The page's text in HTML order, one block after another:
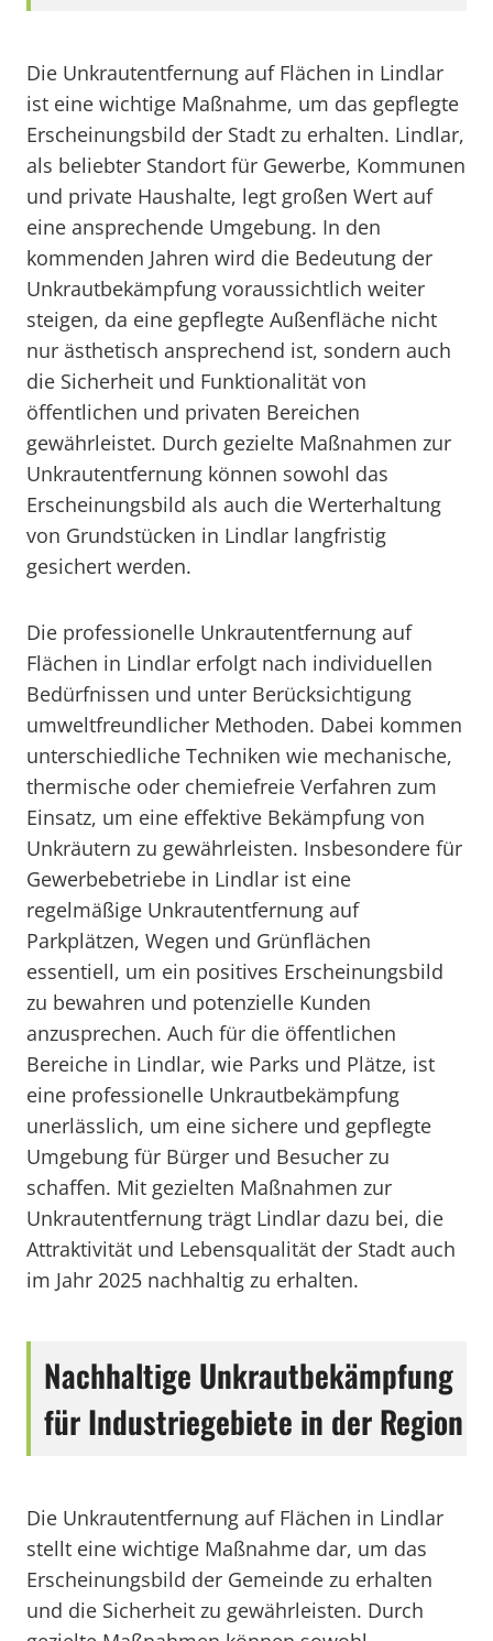
Die Unkrautentfernung auf Flächen in Lindlar
ist eine wichtige Maßnahme, um das gepflegte
Erscheinungsbild der Stadt zu erhalten. Lindlar,
als beliebter Standort für Gewerbe, Kommunen
und private Haushalte, legt großen Wert auf
eine ansprechende Umgebung. In den
kommenden Jahren wird die Bedeutung der
Unkrautbekämpfung voraussichtlich weiter
steigen, da eine gepflegte Außenfläche nicht
nur ästhetisch ansprechend ist, sondern auch
die Sicherheit und Funktionalität von
öffentlichen und privaten Bereichen
gewährleistet. Durch gezielte Maßnahmen zur
Unkrautentfernung können sowohl das
Erscheinungsbild als auch die Werterhaltung
von Grundstücken in Lindlar langfristig
gesichert werden.
Die professionelle Unkrautentfernung auf
Flächen in Lindlar erfolgt nach individuellen
Bedürfnissen und unter Berücksichtigung
umweltfreundlicher Methoden. Dabei kommen
unterschiedliche Techniken wie mechanische,
thermische oder chemiefreie Verfahren zum
Einsatz, um eine effektive Bekämpfung von
Unkräutern zu gewährleisten. Insbesondere für
Gewerbebetriebe in Lindlar ist eine
regelmäßige Unkrautentfernung auf
Parkplätzen, Wegen und Grünflächen
essentiell, um ein positives Erscheinungsbild
zu bewahren und potenzielle Kunden
anzusprechen. Auch für die öffentlichen
Bereiche in Lindlar, wie Parks und Plätze, ist
eine professionelle Unkrautbekämpfung
unerlässlich, um eine sichere und gepflegte
Umgebung für Bürger und Besucher zu
schaffen. Mit gezielten Maßnahmen zur
Unkrautentfernung trägt Lindlar dazu bei, die
Attraktivität und Lebensqualität der Stadt auch
im Jahr 2025 nachhaltig zu erhalten.
Nachhaltige Unkrautbekämpfung
für Industriegebiete in der Region
Die Unkrautentfernung auf Flächen in Lindlar
stellt eine wichtige Maßnahme dar, um das
Erscheinungsbild der Gemeinde zu erhalten
und die Sicherheit zu gewährleisten. Durch